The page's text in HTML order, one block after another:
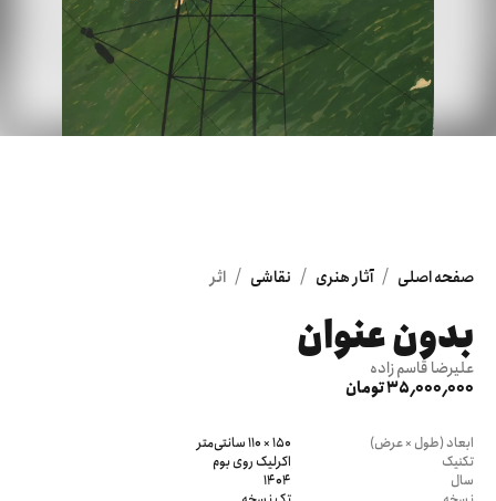
صفحه اصلی / آثار هنری / نقاشی / اثر
بدون عنوان
علیرضا قاسم زاده
35٬000٬000 تومان
ابعاد (طول × عرض)
150 × 110 سانتی‌متر
تکنیک
اکرلیک روی بوم
سال
1404